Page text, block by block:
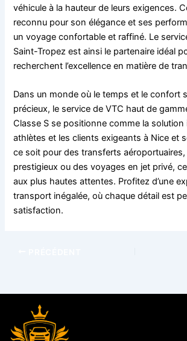
véhicule à la hauteur de leurs exigences.
reconnu pour son élégance et ses
un voyage confortable et raffiné. Le
Saint-Tropez est ainsi le partenaire idéal
recherchent l’excellence en matière de
Dans un monde où le temps et le confort
précieux, le service de VTC haut de
Classe S se positionne comme la solution
athlètes et les clients exigeants à Nice et
ce soit pour des transferts
prestigieux ou des voyages en jet privé,
aux plus hautes attentes. Profitez d’une
transport inégalée, où chaque détail est
satisfaction.